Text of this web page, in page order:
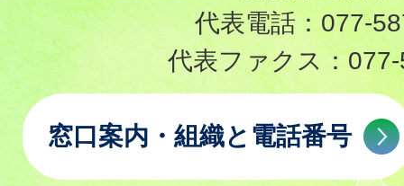
代表電話： 077-
代表ファクス：
窓口案内・組織と電話番号